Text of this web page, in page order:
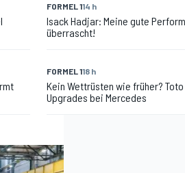
FORMEL 114 h
Isack Hadjar: Meine gute
überrascht!
FORMEL 118 h
Kein Wettrüsten wie früher?
Upgrades bei Mercedes